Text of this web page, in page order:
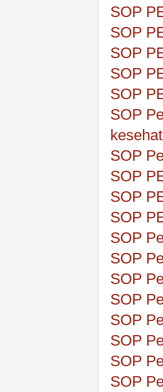
SOP
SOP
SOP
SOP
SOP
SOP
SOP
SOP
SOP
SOP
SOP
SOP
SOP
SOP
SOP
SOP
SOP
SOP